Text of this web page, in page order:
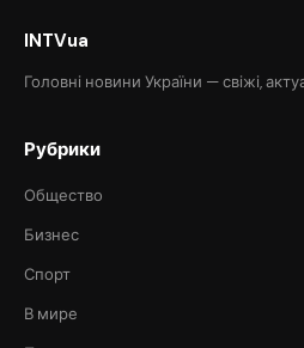
INTVua
Головні новини України — свіжі,
Рубрики
Общество
Бизнес
Спорт
В мире